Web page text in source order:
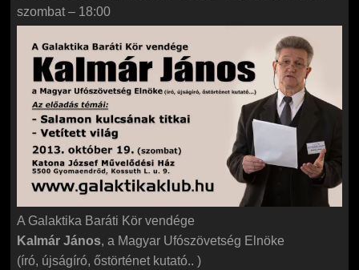
szombat – 18:00
A Galaktika Baráti Kör vendége
Kalmár János, a Magyar Ufószövetség Elnöke
(író, újságíró, őstörténet kutató.. )